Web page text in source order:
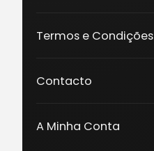
Termos e Condições
Contacto
A Minha Conta